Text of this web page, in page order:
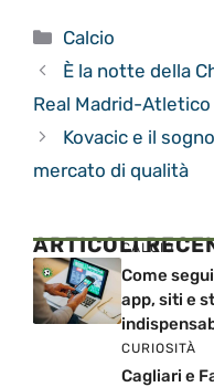
Categorie
Calcio
È la notte della
Real Madrid-Atletico
Kovacic e il
mercato di qualità
ARTICOLICALCIO
Come
app, siti e
CURIOSITÀ
Cagliari e